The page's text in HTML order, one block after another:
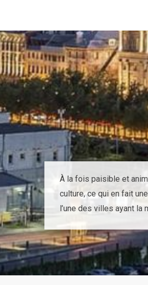
À la fois paisible et
culture, ce qui en fait
l’une des villes ayant la